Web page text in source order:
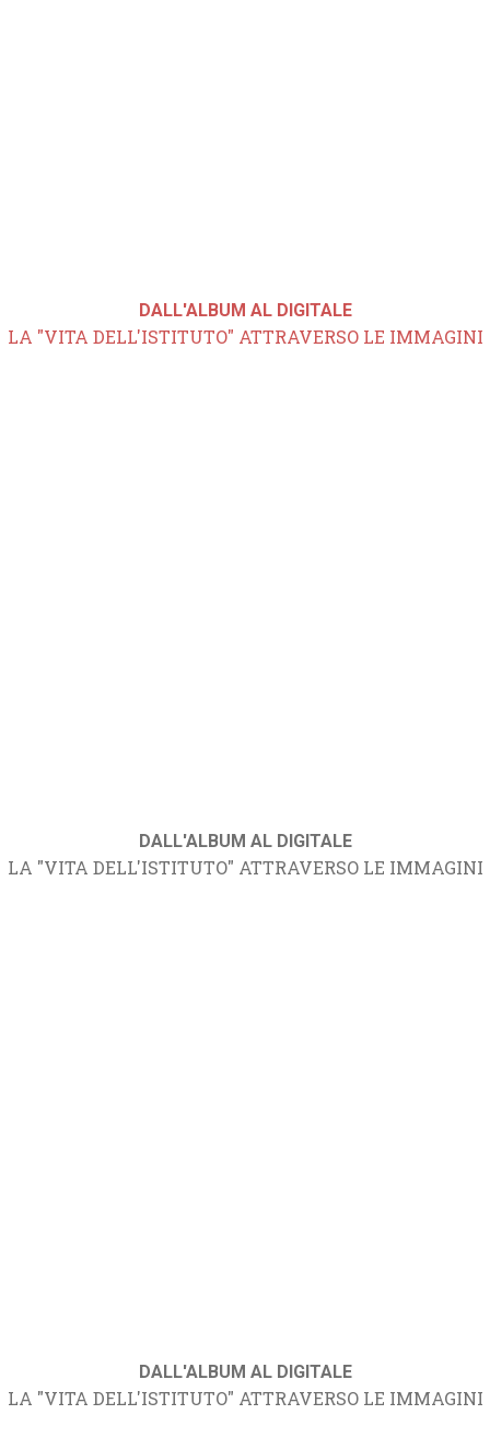
DALL'ALBUM AL DIGITALE
LA "VITA DELL'ISTITUTO" ATTRAVERSO LE IMMAGINI
DALL'ALBUM AL DIGITALE
LA "VITA DELL'ISTITUTO" ATTRAVERSO LE IMMAGINI
DALL'ALBUM AL DIGITALE
LA "VITA DELL'ISTITUTO" ATTRAVERSO LE IMMAGINI